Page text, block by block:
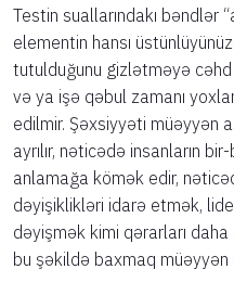
Testin suallarındakı bəndlər
elementin hansı
tutulduğunu gizlətməyə
və ya işə qəbul zamanı
edilmir. Şəxsiyyəti müəyyən
ayrılır, nəticədə insanların
anlamağa kömək edir,
dəyişiklikləri idarə etmək,
dəyişmək kimi qərarları
bu şəkildə baxmaq müəyyən